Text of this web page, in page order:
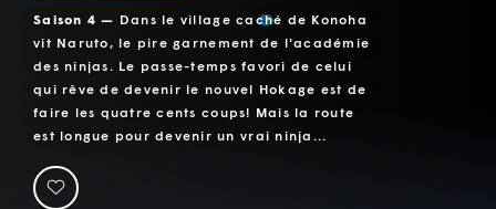
Saison 4 — Dans le village caché de Konoha
vit Naruto, le pire garnement de l'académie
des ninjas. Le passe-temps favori de celui
qui rêve de devenir le nouvel Hokage est de
faire les quatre cents coups! Mais la route
est longue pour devenir un vrai ninja...